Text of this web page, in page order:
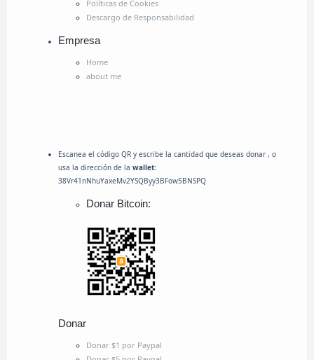
Políticas de Cookies
Descargo de Responsabilidad
Empresa
Home
about me
Escanea el código QR y escribe la cantidad que deseas donar , o
usa la dirección de la wallet:
38Vr41nNhuYaxeMv2YSQByy3BFow5BNSPQ
Donar Bitcoin:
Donar
Donar $1 por Paypal